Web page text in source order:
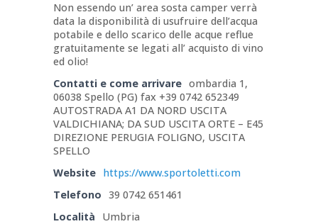
Non essendo un’ area sosta camper verrà
data la disponibilità di usufruire dell’acqua
potabile e dello scarico delle acque reflue
gratuitamente se legati all’ acquisto di vino
ed olio!
Contatti e come arrivare ombardia 1,
06038 Spello (PG) fax +39 0742 652349
AUTOSTRADA A1 DA NORD USCITA
VALDICHIANA; DA SUD USCITA ORTE – E45
DIREZIONE PERUGIA FOLIGNO, USCITA
SPELLO
Website https://www.sportoletti.com
Telefono 39 0742 651461
Località
Umbria